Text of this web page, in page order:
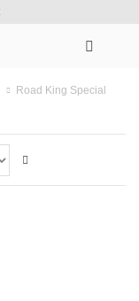
Road King Special